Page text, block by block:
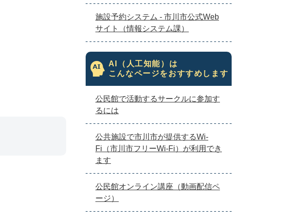
施設予約システム - 市川市公式Web
サイト（情報システム課）
AI（人工知能）は
こんなページをおすすめします
公民館で活動するサークルに参加す
るには
公共施設で市川市が提供するWi-
Fi（市川市フリーWi-Fi）が利用でき
ます
公民館オンライン講座（動画配信ペ
ージ）